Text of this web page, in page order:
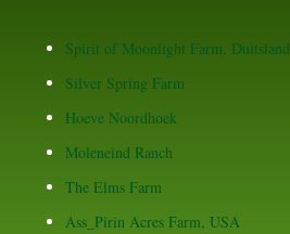
Spirit of Moonlight Farm, Duitsland
Silver Spring Farm
Hoeve Noordhoek
Moleneind Ranch
The Elms Farm
Ass_Pirin Acres Farm, USA